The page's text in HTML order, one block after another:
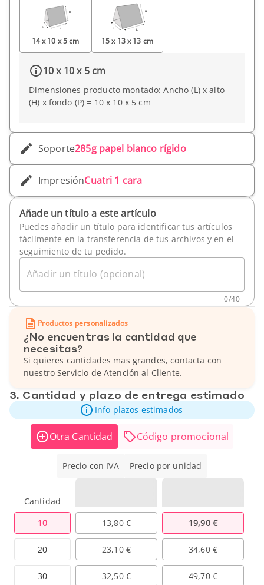
14 x 10 x 5 cm 15 x 13 x 13 cm
10 x 10 x 5 cm
Dimensiones producto montado: Ancho (L) x alto
(H) x fondo (P) = 10 x 10 x 5 cm
Soporte285g papel blanco rígido
ImpresiónCuatri 1 cara
Añade un título a este artículo
Puedes añadir un título para identificar tus artículos
fácilmente en la transferencia de tus archivos y en el
seguimiento de tu pedido.
Añadir un título (opcional)
0/40
Productos personalizados
¿No encuentras la cantidad que
necesitas?
Si quieres cantidades mas grandes, contacta con
nuestro Servicio de Atención al Cliente.
3. Cantidad y plazo de entrega estimado
Info plazos estimados
Otra Cantidad Código promocional
Precio con IVA Precio por unidad
Cantidad
10
20
30
13,80 € 19,90 €
23,10 € 34,60 €
32,50 € 49,70 €